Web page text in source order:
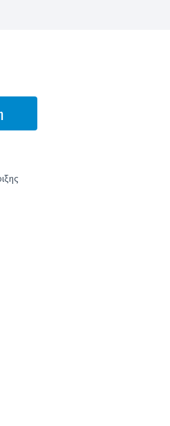
των μεταφορών του